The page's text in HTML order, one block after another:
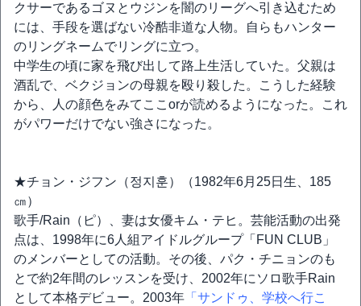
クサーであるゴヌとウジンを闇のリーグへ引き込むため
には、手段を選ばない冷酷非道な人物。自らもハンター
のリングネームでリングに立つ。
中学生の頃に家を飛び出して路上生活していた。父親は
酒乱で、ベクジョンの母親を殴り殺した。こうした経験
から、人の顔色をみてここorが読めるようになった。これ
がパワーだけでない強さになった。
★チョン・ジフン（정지훈）（1982年6月25日生、185
㎝）
歌手/Rain（ピ）、妻は女優キム・テヒ。芸能活動の出発
点は、1998年に6人組アイドルグループ「FUN CLUB」
のメンバーとしての活動。その後、パク・チニョンのも
とで約2年間のレッスンを受け、2002年にソロ歌手Rain
として本格デビュー。2003年 「サンドゥ、学校へ行こ